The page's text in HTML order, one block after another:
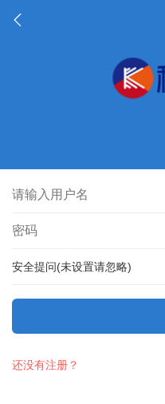
安全提问(未设置请忽略)
还没有注册？